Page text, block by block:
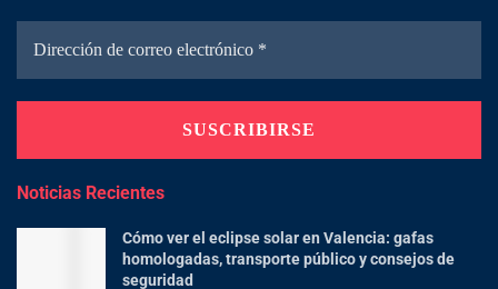
Noticias Recientes
Cómo ver el eclipse solar en Valencia: gafas
homologadas, transporte público y consejos de
seguridad